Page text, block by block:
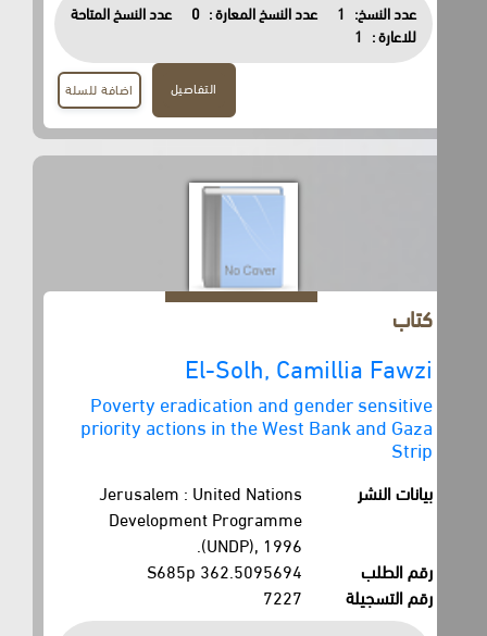
عدد النسخ: 1 عدد النسخ المعارة : 0
عدد النسخ المتاحة
للاعارة :
1
اضافة للسلة
El-Solh, Camillia Fawzi
Poverty eradication and gender sensitive
priority actions in the West Bank and Gaza
بيانات النشر
Jerusalem : United Nations
Development Programme
(UNDP), 1996.
رقم الطلب
362.5095694 S685p
رقم التسجيلة
7227